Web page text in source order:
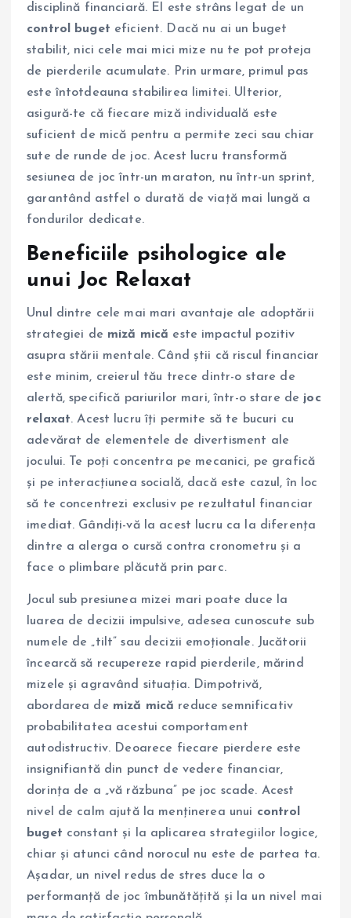
disciplină financiară. El este strâns legat de un
control buget eficient. Dacă nu ai un buget
stabilit, nici cele mai mici mize nu te pot proteja
de pierderile acumulate. Prin urmare, primul pas
este întotdeauna stabilirea limitei. Ulterior,
asigură-te că fiecare miză individuală este
suficient de mică pentru a permite zeci sau chiar
sute de runde de joc. Acest lucru transformă
sesiunea de joc într-un maraton, nu într-un sprint,
garantând astfel o durată de viață mai lungă a
fondurilor dedicate.
Beneficiile psihologice ale
unui Joc Relaxat
Unul dintre cele mai mari avantaje ale adoptării
strategiei de miză mică este impactul pozitiv
asupra stării mentale. Când știi că riscul financiar
este minim, creierul tău trece dintr-o stare de
alertă, specifică pariurilor mari, într-o stare de joc
relaxat. Acest lucru îți permite să te bucuri cu
adevărat de elementele de divertisment ale
jocului. Te poți concentra pe mecanici, pe grafică
și pe interacțiunea socială, dacă este cazul, în loc
să te concentrezi exclusiv pe rezultatul financiar
imediat. Gândiți-vă la acest lucru ca la diferența
dintre a alerga o cursă contra cronometru și a
face o plimbare plăcută prin parc.
Jocul sub presiunea mizei mari poate duce la
luarea de decizii impulsive, adesea cunoscute sub
numele de „tilt” sau decizii emoționale. Jucătorii
încearcă să recupereze rapid pierderile, mărind
mizele și agravând situația. Dimpotrivă,
abordarea de miză mică reduce semnificativ
probabilitatea acestui comportament
autodistructiv. Deoarece fiecare pierdere este
insignifiantă din punct de vedere financiar,
dorința de a „vă răzbuna” pe joc scade. Acest
nivel de calm ajută la menținerea unui control
buget constant și la aplicarea strategiilor logice,
chiar și atunci când norocul nu este de partea ta.
Așadar, un nivel redus de stres duce la o
performanță de joc îmbunătățită și la un nivel mai